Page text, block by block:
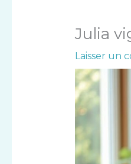
Julia
Laisser un